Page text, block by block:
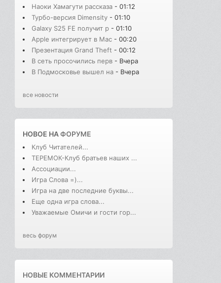
Наоки Хамагути рассказа - 01:12
Турбо-версия Dimensity - 01:10
Galaxy S25 FE получит р - 01:10
Apple интегрирует в Mac - 00:20
Презентация Grand Theft - 00:12
В сеть просочились перв - Вчера
В Подмосковье вышел на - Вчера
все новости
НОВОЕ НАФОРУМЕ
Клуб Читателей...
ТЕРЕМОК-Клуб братьев наших ...
Ассоциации...
Игра Слова =)...
Игра на две последние буквы...
Еще одна игра слова...
Уважаемые Омичи и гости гор...
весь форум
НОВЫЕ КОММЕНТАРИИ